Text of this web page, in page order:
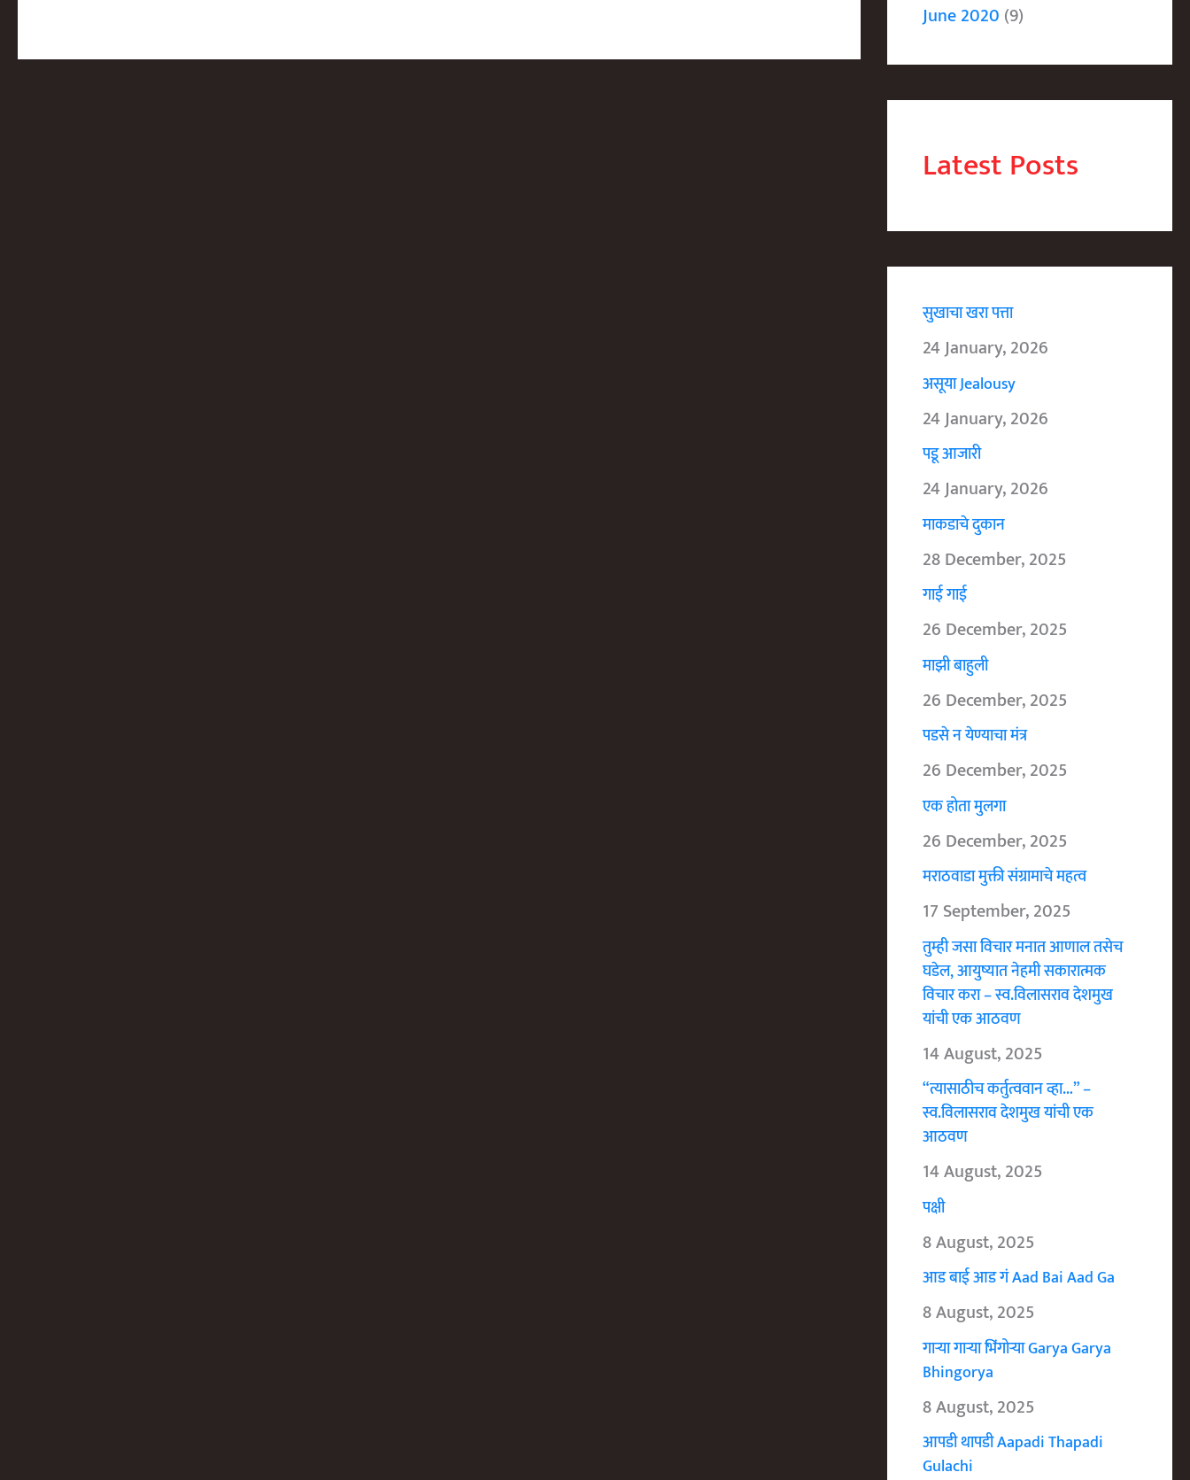
June 2020 (9)
Latest Posts
सुखाचा खरा पत्ता
24 January, 2026
असूया Jealousy
24 January, 2026
पडू आजारी
24 January, 2026
माकडाचे दुकान
28 December, 2025
गाई गाई
26 December, 2025
माझी बाहुली
26 December, 2025
पडसे न येण्याचा मंत्र
26 December, 2025
एक होता मुलगा
26 December, 2025
मराठवाडा मुक्ती संग्रामाचे महत्व
17 September, 2025
तुम्ही जसा विचार मनात आणाल तसेच
घडेल, आयुष्यात नेहमी सकारात्मक
विचार करा – स्व.विलासराव देशमुख
यांची एक आठवण
14 August, 2025
“त्यासाठीच कर्तुत्ववान व्हा…” –
स्व.विलासराव देशमुख यांची एक
आठवण
14 August, 2025
पक्षी
8 August, 2025
आड बाई आड गं Aad Bai Aad Ga
8 August, 2025
गाऱ्या गाऱ्या भिंगोऱ्या Garya Garya
Bhingorya
8 August, 2025
आपडी थापडी Aapadi Thapadi
Gulachi